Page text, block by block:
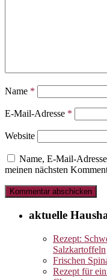
Name *
E-Mail-Adresse *
Website
Name, E-Mail-
meinen nächsten
aktuelle
Rezept:
Salzkartoffeln
Frischen
Rezept für